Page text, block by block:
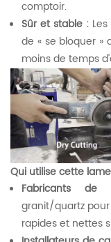
comptoir.
Sûr et stable :
de « se bloquer »
moins de temps
Qui utilise cette
Fabricants de
granit/quartz
rapides et nettes